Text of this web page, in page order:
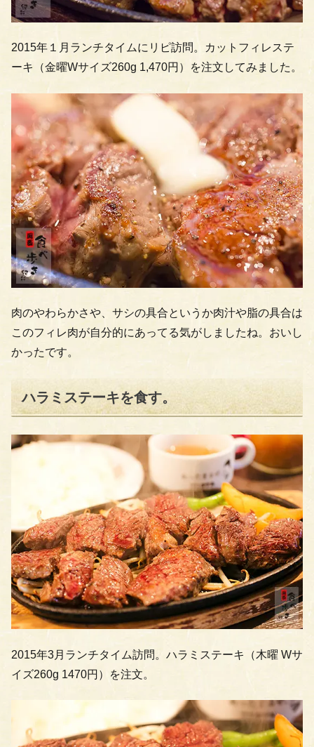
2015年１月ランチタイムにリピ訪問。カットフィレステ
ーキ（金曜Wサイズ260g 1,470円）を注文してみました。
肉のやわらかさや、サシの具合というか肉汁や脂の具合は
このフィレ肉が自分的にあってる気がしましたね。おいし
かったです。
ハラミステーキを食す。
2015年3月ランチタイム訪問。ハラミステーキ（木曜 Wサ
イズ260g 1470円）を注文。